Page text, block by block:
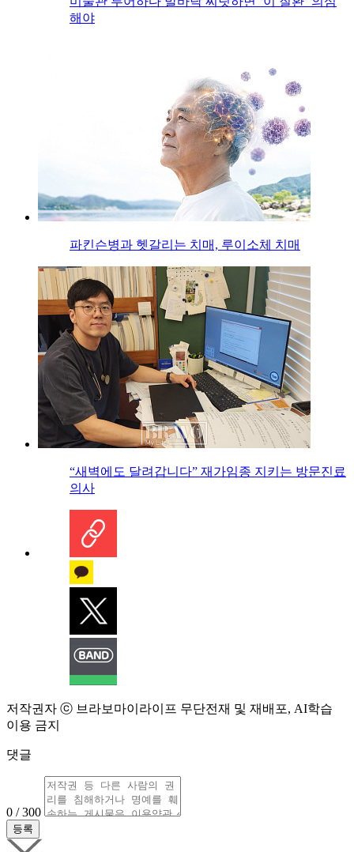
해야
파킨슨병과 헷갈리는 치매, 루이소체 치매
“새벽에도 달려갑니다” 재가임종 지키는 방문진료
의사
저작권자 ⓒ 브라보마이라이프 무단전재 및 재배포, AI학습
이용 금지
댓글
0 / 300